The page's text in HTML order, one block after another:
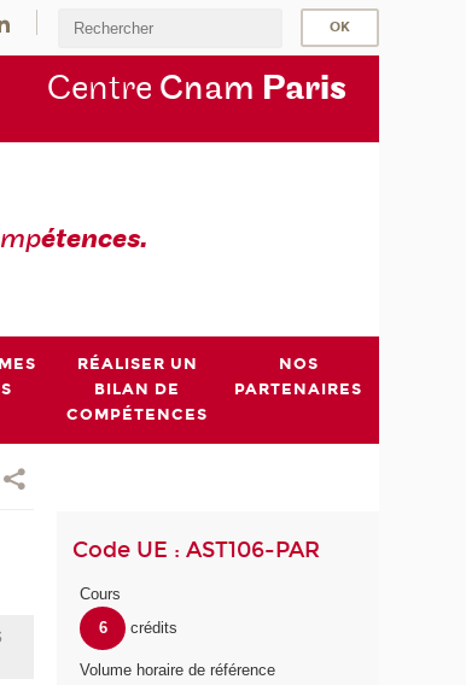
Centre Cnam Paris
étences.
RÉALISER UN
BILAN DE
COMPÉTENCES
NOS
PARTENAIRES
Code UE : AST106-PAR
Cours
6
crédits
Volume horaire de référence